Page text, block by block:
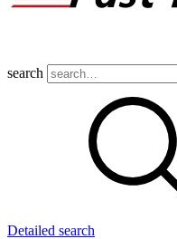
search
Detailed search